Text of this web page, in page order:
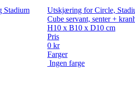
Stadium
Utskjæring for Circle,
Cube servant, senter +
H10 x B10 x D10 cm
Pris
0 kr
Farger
Ingen farge